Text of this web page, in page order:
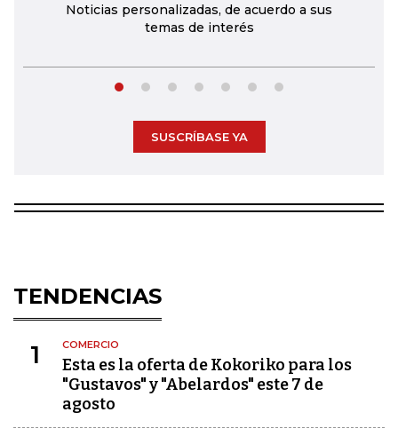
Noticias personalizadas, de acuerdo a sus
temas de interés
SUSCRÍBASE YA
TENDENCIAS
1 COMERCIO
Esta es la oferta de Kokoriko para los
"Gustavos" y "Abelardos" este 7 de
agosto